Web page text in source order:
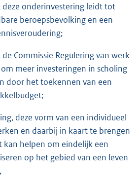
onderinvestering leidt tot
beroepsbevolking en een
Commissie Regulering van werk
meer investeringen in scholing
door het toekennen van een
deze vorm van een individueel
en daarbij in kaart te brengen
kan helpen om eindelijk een
op het gebied van een leven